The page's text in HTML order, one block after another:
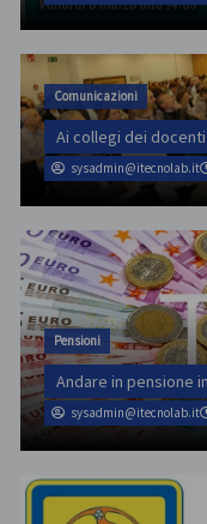
Comunicazioni
Ai collegi dei
sysadmin@itecnolab.it
Pensioni
Andare in pensione
sysadmin@itecnolab.it